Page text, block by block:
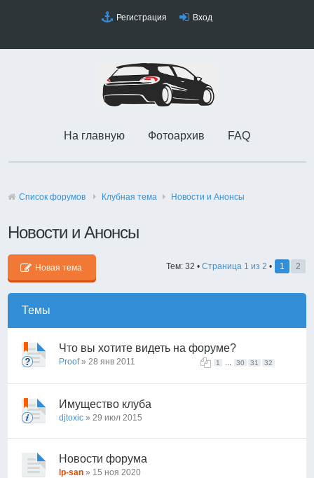
Регистрация Вход
На главную Фотоархив FAQ
Список форумов Клубная тема Новости и Анонсы
Новости и Анонсы
Новая тема Тем: 32 • Страница 1 из 2 • 1 2
Темы
Что вы хотите видеть на форуме?
1 30 31 32
Proof» 28 янв 2011
Имущество клуба
djtoxic » 29 июл 2015
Новости форума
lp-san » 15 ноя 2020